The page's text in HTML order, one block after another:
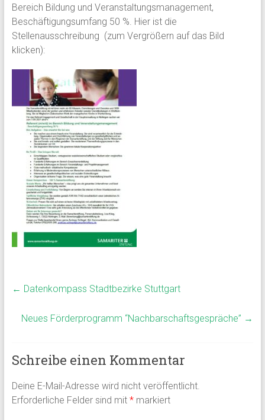
Bereich Bildung und Veranstaltungsmanagement,
Beschäftigungsumfang 50 %. Hier ist die
Stellenausschreibung (zum Vergrößern auf das Bild
klicken):
← Datenkompass Stadtbezirke Stuttgart
Neues Förderprogramm “Nachbarschaftsgespräche” →
Schreibe einen Kommentar
Deine E-Mail-Adresse wird nicht veröffentlicht.
Erforderliche Felder sind mit *markiert